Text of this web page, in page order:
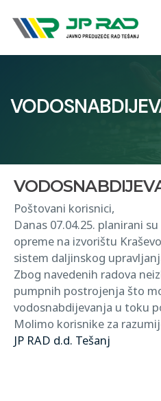
Poštovani korisnici,
Danas 07.04.25. planirani
opreme na izvorištu
sistem daljinskog
Zbog navedenih radova
pumpnih postrojenja što
vodosnabdijevanja u toku
Molimo korisnike za
JP RAD d.d. Tešanj